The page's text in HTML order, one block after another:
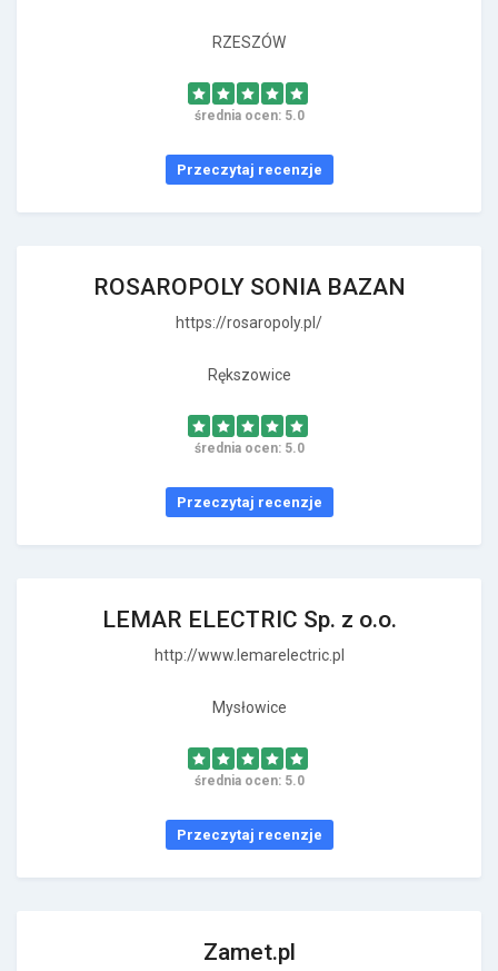
RZESZÓW
średnia ocen: 5.0
Przeczytaj recenzje
ROSAROPOLY SONIA BAZAN
https://rosaropoly.pl/
Rększowice
średnia ocen: 5.0
Przeczytaj recenzje
LEMAR ELECTRIC Sp. z o.o.
http://www.lemarelectric.pl
Mysłowice
średnia ocen: 5.0
Przeczytaj recenzje
Zamet.pl